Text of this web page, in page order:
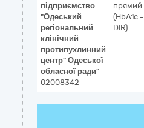
підприємство
"Одеський
регіональний
клінічний
протипухлинний
центр" Одеської
обласної ради"
02008342
прямий
(HbA1c -
DIR)